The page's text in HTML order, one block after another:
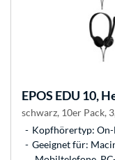
EPOS EDU 10,
schwarz, 10er Pack,
Kopfhörertyp:
Geeignet für: